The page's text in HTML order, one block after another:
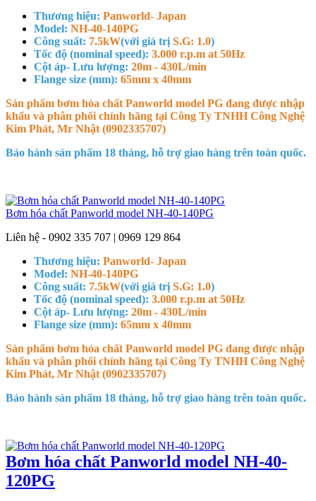
Thương hiệu: Panworld- Japan
Model: NH-40-140PG
Công suất: 7.5kW(với giá trị S.G: 1.0)
Tốc độ (nominal speed): 3.000 r.p.m at 50Hz
Cột áp- Lưu lượng: 20m - 430L/min
Flange size (mm): 65mm x 40mm
Sản phẩm bơm hóa chất Panworld model PG đang được nhập
khẩu và phân phối chính hãng tại Công Ty TNHH Công Nghệ
Kim Phát, Mr Nhật (0902335707)
Bảo hành sản phẩm 18 tháng, hỗ trợ giao hàng trên toàn quốc.
Bơm hóa chất Panworld model NH-40-140PG
Liên hệ - 0902 335 707 | 0969 129 864
Thương hiệu: Panworld- Japan
Model: NH-40-140PG
Công suất: 7.5kW(với giá trị S.G: 1.0)
Tốc độ (nominal speed): 3.000 r.p.m at 50Hz
Cột áp- Lưu lượng: 20m - 430L/min
Flange size (mm): 65mm x 40mm
Sản phẩm bơm hóa chất Panworld model PG đang được nhập
khẩu và phân phối chính hãng tại Công Ty TNHH Công Nghệ
Kim Phát, Mr Nhật (0902335707)
Bảo hành sản phẩm 18 tháng, hỗ trợ giao hàng trên toàn quốc.
Bơm hóa chất Panworld model NH-40-
120PG